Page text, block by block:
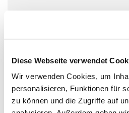
Diese Webseite verwendet
Wir verwenden Cookies, um
personalisieren, Funktionen für
zu können und die Zugriffe auf